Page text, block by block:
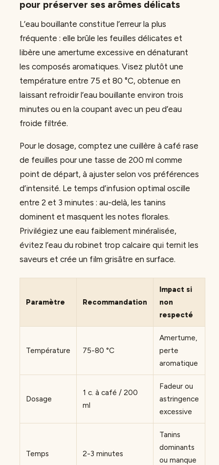
pour préserver ses arômes délicats
L’eau bouillante constitue l’erreur la plus
fréquente : elle brûle les feuilles délicates et
libère une amertume excessive en dénaturant
les composés aromatiques. Visez plutôt une
température entre 75 et 80 °C, obtenue en
laissant refroidir l’eau bouillante environ trois
minutes ou en la coupant avec un peu d’eau
froide filtrée.
Pour le dosage, comptez une cuillère à café rase
de feuilles pour une tasse de 200 ml comme
point de départ, à ajuster selon vos préférences
d’intensité. Le temps d’infusion optimal oscille
entre 2 et 3 minutes : au-delà, les tanins
dominent et masquent les notes florales.
Privilégiez une eau faiblement minéralisée,
évitez l’eau du robinet trop calcaire qui ternit les
saveurs et crée un film grisâtre en surface.
Paramètre Recommandation
Impact si
non
respecté
Température 75-80 °C
Amertume,
perte
aromatique
Dosage
1 c. à café / 200
ml
Fadeur ou
astringence
excessive
Temps 2-3 minutes
Tanins
dominants
ou manque